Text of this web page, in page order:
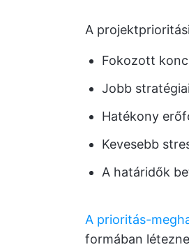
A
Fokozott
Jobb
Hatékony
Kevesebb
A határidők
A prioritás-
formában